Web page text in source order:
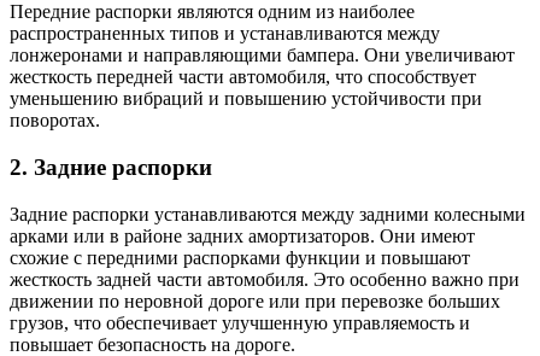
Передние распорки являются одним из наиболее
распространенных типов и устанавливаются между
лонжеронами и направляющими бампера. Они увеличивают
жесткость передней части автомобиля, что способствует
уменьшению вибраций и повышению устойчивости при
поворотах.
2. Задние распорки
Задние распорки устанавливаются между задними колесными
арками или в районе задних амортизаторов. Они имеют
схожие с передними распорками функции и повышают
жесткость задней части автомобиля. Это особенно важно при
движении по неровной дороге или при перевозке больших
грузов, что обеспечивает улучшенную управляемость и
повышает безопасность на дороге.